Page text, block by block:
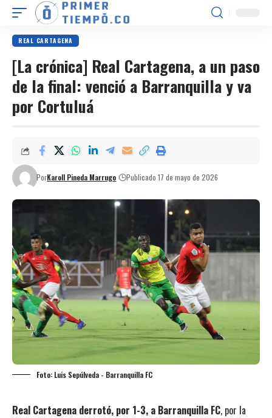
REAL CARTAGENA
[La crónica] Real Cartagena, a un paso
de la final: venció a Barranquilla y va
por Cortuluá
PorKaroll Pineda Marrugo Publicado 17 de mayo de 2026
Foto: Luis Sepúlveda - Barranquilla FC
Real Cartagena derrotó, por 1-3, a Barranquilla FC, por la